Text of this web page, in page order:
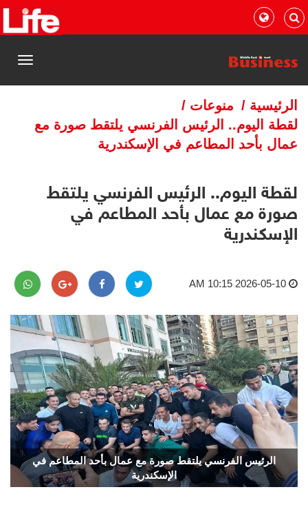
القائمة
الرئيسية / منوعات /
لقطة اليوم.. الرئيس الفرنسي يلتقط صورة مع
عمال بأحد المطاعم في الإسكندرية
لقطة اليوم.. الرئيس الفرنسي يلتقط
صورة مع عمال بأحد المطاعم في
الإسكندرية
2026-05-10 10:15 AM
الرئيس الفرنسي يلتقط صورة مع عمال بأحد المطاعم في
الإسكندرية